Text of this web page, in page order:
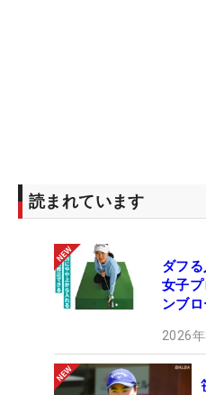
読まれています
ダフ
女子
ンブ
2026